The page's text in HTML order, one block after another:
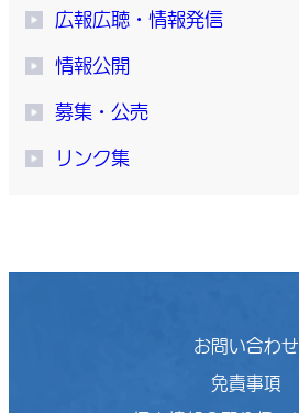
広報広聴・情報発信
情報公開
募集・公売
リンク集
お問い合わせ
免責事項